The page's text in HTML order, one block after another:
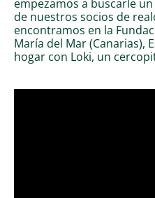
empezamos a buscarle
de nuestros socios de
encontramos en la
María del Mar (Canarias),
hogar con Loki, un